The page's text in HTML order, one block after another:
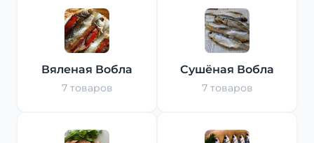
Вяленая Вобла
7 товаров
Сушёная Вобла
7 товаров